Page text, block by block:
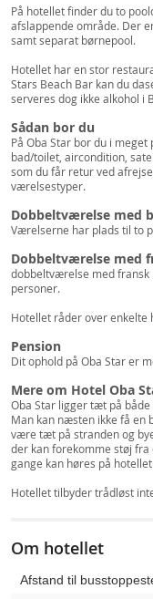
På hotellet finder du to
afslappende område. Der
samt separat børnepool.
Hotellet har en stor
Stars Beach Bar kan du
serveres dog ikke alkohol i
Sådan bor du
På Oba Star bor du i
bad/toilet, aircondition,
som du får retur ved
værelsestyper.
Dobbeltværelse med
Værelserne har plads til to
Dobbeltværelse med
dobbeltværelse med fransk
personer.
Hotellet råder over enkelte
Pension
Dit ophold på Oba Star er
Mere om Hotel Oba
Oba Star ligger tæt på
Man kan næsten ikke få en
være tæt på stranden og
der kan forekomme støj
gange kan høres på
Hotellet tilbyder trådløst
Om hotellet
Afstand til